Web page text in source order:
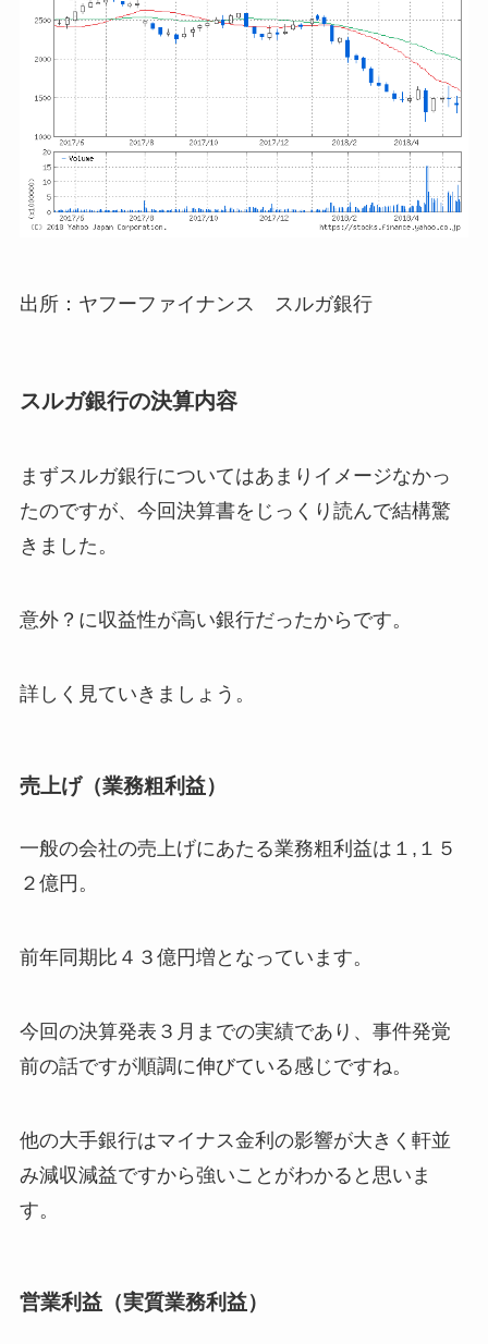
出所：ヤフーファイナンス スルガ銀行
スルガ銀行の決算内容
まずスルガ銀行についてはあまりイメージなかっ
たのですが、今回決算書をじっくり読んで結構驚
きました。
意外？に収益性が高い銀行だったからです。
詳しく見ていきましょう。
売上げ（業務粗利益）
一般の会社の売上げにあたる業務粗利益は１,１５
２億円。
前年同期比４３億円増となっています。
今回の決算発表３月までの実績であり、事件発覚
前の話ですが順調に伸びている感じですね。
他の大手銀行はマイナス金利の影響が大きく軒並
み減収減益ですから強いことがわかると思いま
す。
営業利益（実質業務利益）